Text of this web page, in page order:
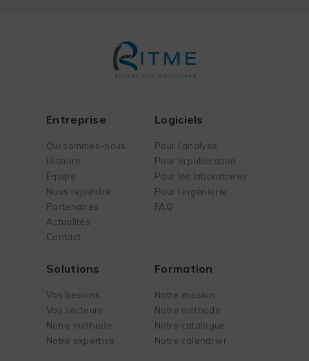
Entreprise
Qui sommes-nous
Histoire
Équipe
Nous rejoindre
Partenaires
Actualités
Contact
Logiciels
Pour l’analyse
Pour la publication
Pour les laboratoires
Pour l’ingénierie
FAQ
Solutions
Vos besoins
Vos secteurs
Notre méthode
Notre expertise
Formation
Notre mission
Notre méthode
Notre catalogue
Notre calendrier